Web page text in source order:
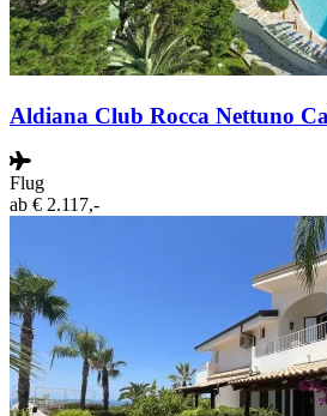
Aldiana Club Rocca Nettuno
Flug
ab € 2.117,-